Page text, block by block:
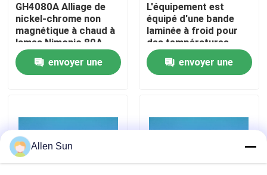
Contrôle de la qualité
Nous contacter
Les affaires
GH4080A Alliage de
nickel-chrome non
magnétique à chaud à
lames Nimonic 80A
Origine Chine
envoyer une
L'équipement est
équipé d'une bande
laminée à froid pour
des températures
allant jusqu'à 815
degrés.envoyer une
Allen Sun